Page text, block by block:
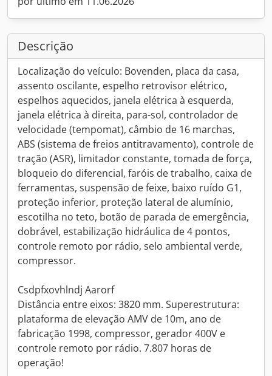
Descrição
Localização do veículo: Bovenden, placa da casa,
assento oscilante, espelho retrovisor elétrico,
espelhos aquecidos, janela elétrica à esquerda,
janela elétrica à direita, para-sol, controlador de
velocidade (tempomat), câmbio de 16 marchas,
ABS (sistema de freios antitravamento), controle de
tração (ASR), limitador constante, tomada de força,
bloqueio do diferencial, faróis de trabalho, caixa de
ferramentas, suspensão de feixe, baixo ruído G1,
proteção inferior, proteção lateral de alumínio,
escotilha no teto, botão de parada de emergência,
dobrável, estabilização hidráulica de 4 pontos,
controle remoto por rádio, selo ambiental verde,
compressor.
Csdpfxovhlndj Aarorf
Distância entre eixos: 3820 mm. Superestrutura:
plataforma de elevação AMV de 10m, ano de
fabricação 1998, compressor, gerador 400V e
controle remoto por rádio. 7.807 horas de
operação!